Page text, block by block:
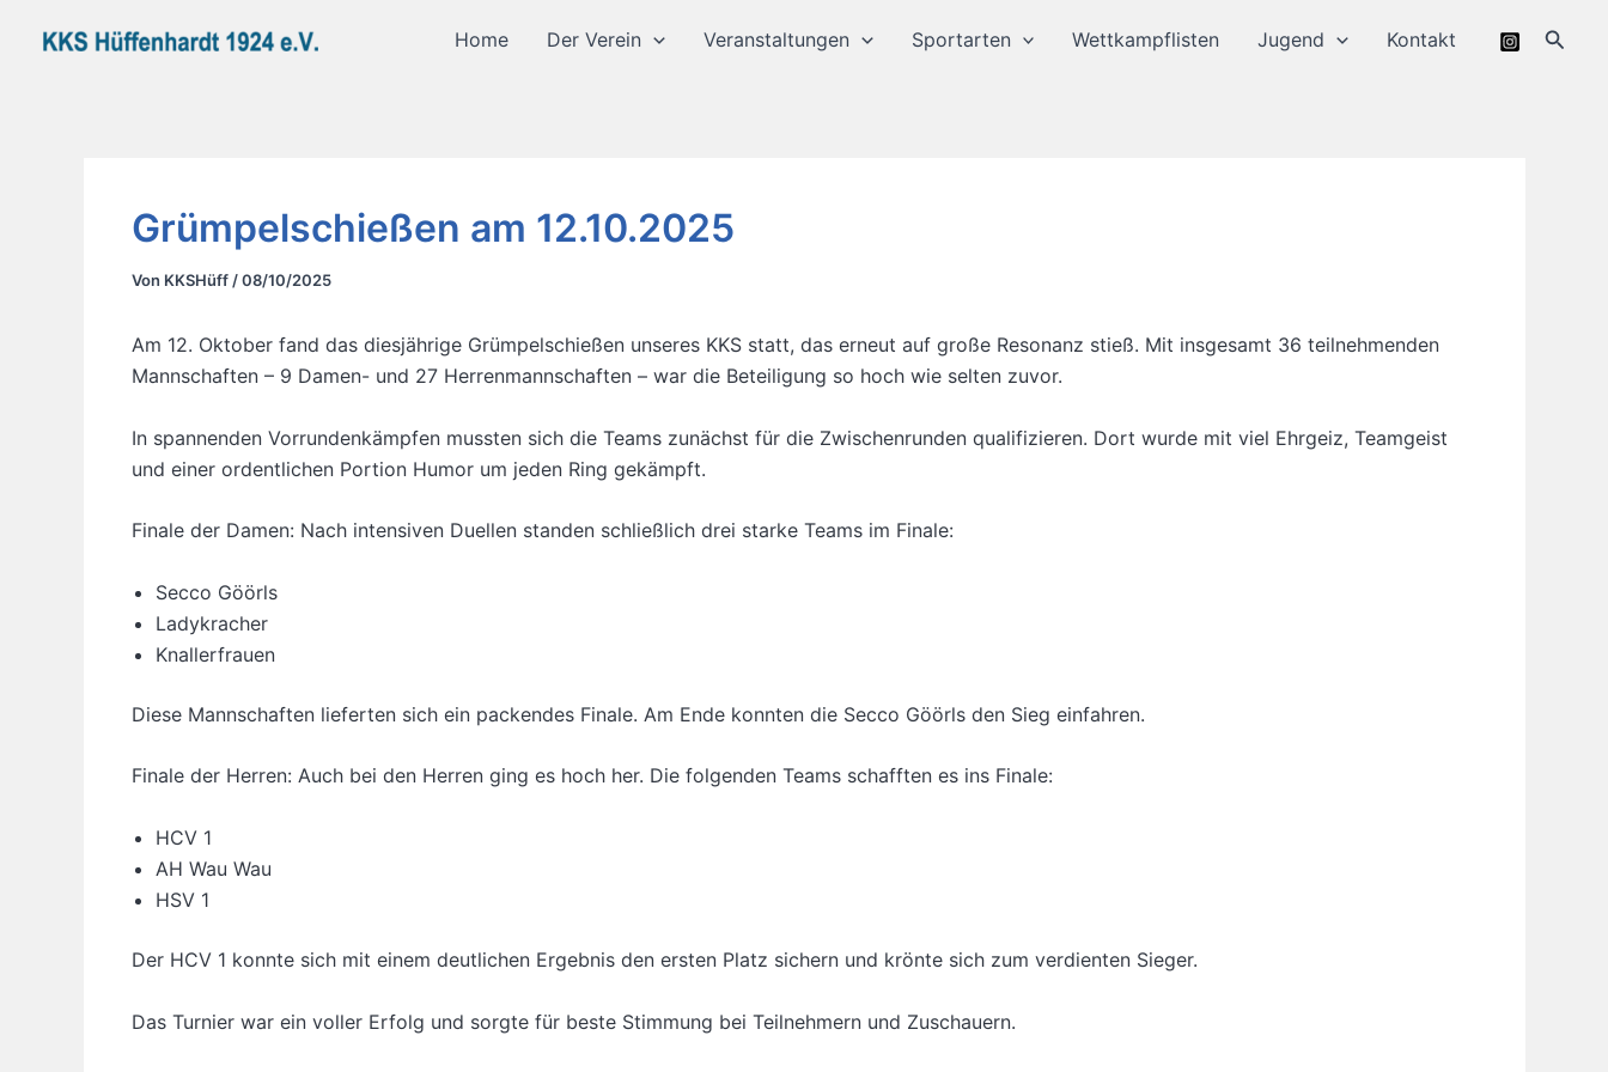
Inhalt
Home Der Verein Veranstaltungen Sportarten Wettkampflisten Jugend Kontakt
Grümpelschießen am 12.10.2025
Von KKSHüff /08/10/2025
Am 12. Oktober fand das diesjährige Grümpelschießen unseres KKS statt, das erneut auf große Resonanz stieß. Mit insgesamt 36 teilnehmenden
Mannschaften – 9 Damen- und 27 Herrenmannschaften – war die Beteiligung so hoch wie selten zuvor.
In spannenden Vorrundenkämpfen mussten sich die Teams zunächst für die Zwischenrunden qualifizieren. Dort wurde mit viel Ehrgeiz, Teamgeist
und einer ordentlichen Portion Humor um jeden Ring gekämpft.
Finale der Damen: Nach intensiven Duellen standen schließlich drei starke Teams im Finale:
Secco Göörls
Ladykracher
Knallerfrauen
Diese Mannschaften lieferten sich ein packendes Finale. Am Ende konnten die Secco Göörls den Sieg einfahren.
Finale der Herren: Auch bei den Herren ging es hoch her. Die folgenden Teams schafften es ins Finale:
HCV 1
AH Wau Wau
HSV 1
Der HCV 1 konnte sich mit einem deutlichen Ergebnis den ersten Platz sichern und krönte sich zum verdienten Sieger.
Das Turnier war ein voller Erfolg und sorgte für beste Stimmung bei Teilnehmern und Zuschauern.